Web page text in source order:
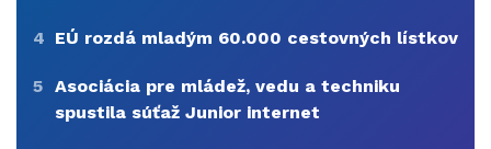
4 EÚ rozdá mladým 60.000 cestovných lístkov
5 Asociácia pre mládež, vedu a techniku
spustila súťaž Junior internet